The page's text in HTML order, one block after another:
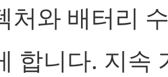
처와 배터리
합니다. 지속